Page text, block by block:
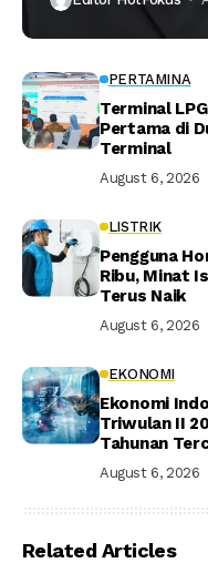
PERTAMINA
Terminal
Pertama di
Terminal
August 6, 2026
LISTRIK
Pengguna
Ribu, Minat
Terus Naik
August 6, 2026
EKONOMI
Ekonomi
Triwulan II
Tahunan
August 6, 2026
Related Articles